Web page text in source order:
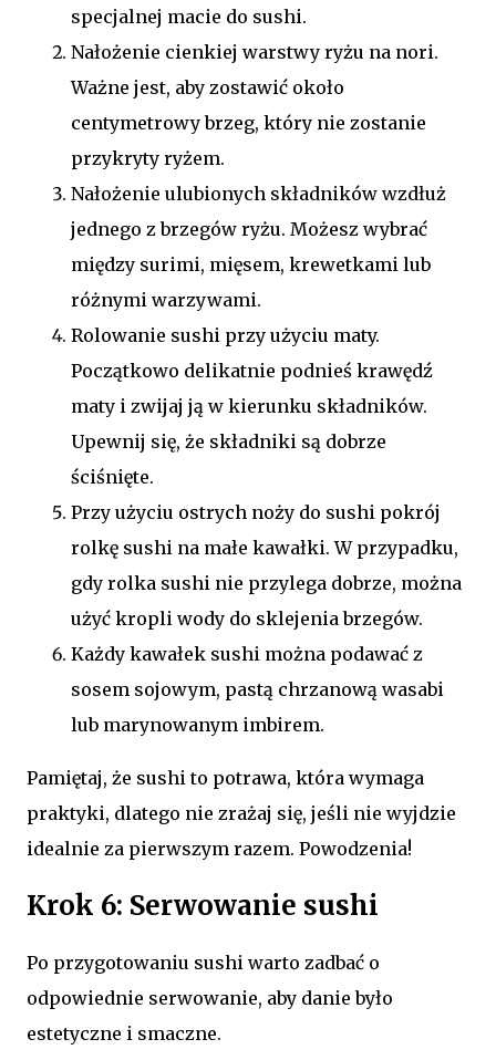
specjalnej macie do sushi.
Nałożenie cienkiej warstwy ryżu na nori.
Ważne jest, aby zostawić około
centymetrowy brzeg, który nie zostanie
przykryty ryżem.
Nałożenie ulubionych składników wzdłuż
jednego z brzegów ryżu. Możesz wybrać
między surimi, mięsem, krewetkami lub
różnymi warzywami.
Rolowanie sushi przy użyciu maty.
Początkowo delikatnie podnieś krawędź
maty i zwijaj ją w kierunku składników.
Upewnij się, że składniki są dobrze
ściśnięte.
Przy użyciu ostrych noży do sushi pokrój
rolkę sushi na małe kawałki. W przypadku,
gdy rolka sushi nie przylega dobrze, można
użyć kropli wody do sklejenia brzegów.
Każdy kawałek sushi można podawać z
sosem sojowym, pastą chrzanową wasabi
lub marynowanym imbirem.
Pamiętaj, że sushi to potrawa, która wymaga
praktyki, dlatego nie zrażaj się, jeśli nie wyjdzie
idealnie za pierwszym razem. Powodzenia!
Krok 6: Serwowanie sushi
Po przygotowaniu sushi warto zadbać o
odpowiednie serwowanie, aby danie było
estetyczne i smaczne.